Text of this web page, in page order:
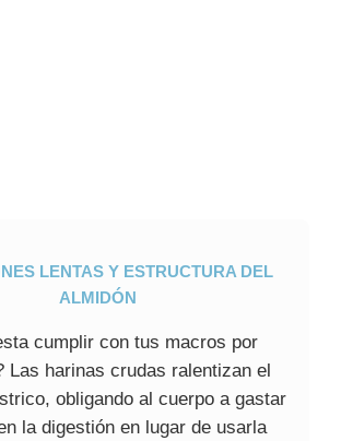
LENTAS Y ESTRUCTURA DEL
ALMIDÓN
cumplir con tus macros por
Las harinas crudas ralentizan el
obligando al cuerpo a gastar
la digestión en lugar de usarla